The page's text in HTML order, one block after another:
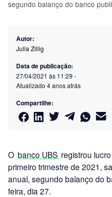
segundo balanço do banco
Autor:
Julia Zillig
Data de publicação:
27/04/2021 às 11:29 -
Atualizado 4 anos atrás
Compartilhe:
O banco UBS registrou
primeiro trimestre de 2021,
anual, segundo balanço do
feira, dia 27.